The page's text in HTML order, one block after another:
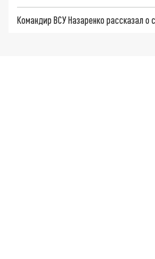
Командир ВСУ Назаренко рассказал